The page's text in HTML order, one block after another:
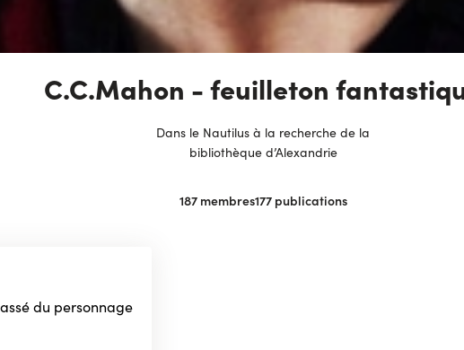
C.C.Mahon - feuilleton
Dans le Nautilus à la recherche de la
bibliothèque d’Alexandrie
187 membres177 publications
du personnage